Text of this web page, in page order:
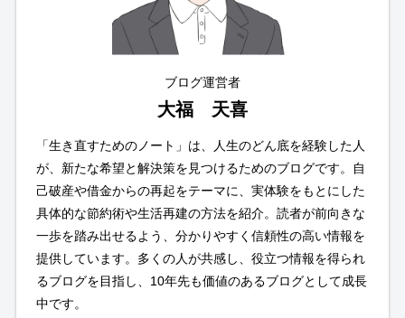
ブログ運営者
大福 天喜
「生き直すためのノート」は、人生のどん底を経験した人
が、新たな希望と解決策を見つけるためのブログです。自
己破産や借金からの再起をテーマに、実体験をもとにした
具体的な節約術や生活再建の方法を紹介。読者が前向きな
一歩を踏み出せるよう、分かりやすく信頼性の高い情報を
提供しています。多くの人が共感し、役立つ情報を得られ
るブログを目指し、10年先も価値のあるブログとして成長
中です。